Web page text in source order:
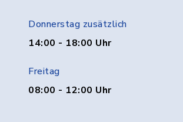
Donnerstag zusätzlich
14:00 - 18:00 Uhr
Freitag
08:00 - 12:00 Uhr